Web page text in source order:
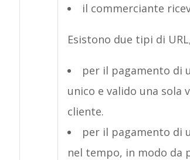
il commerciante
Esistono due tipi di
per il pagamento di
unico e valido una sola
cliente.
per il pagamento di
nel tempo, in modo da